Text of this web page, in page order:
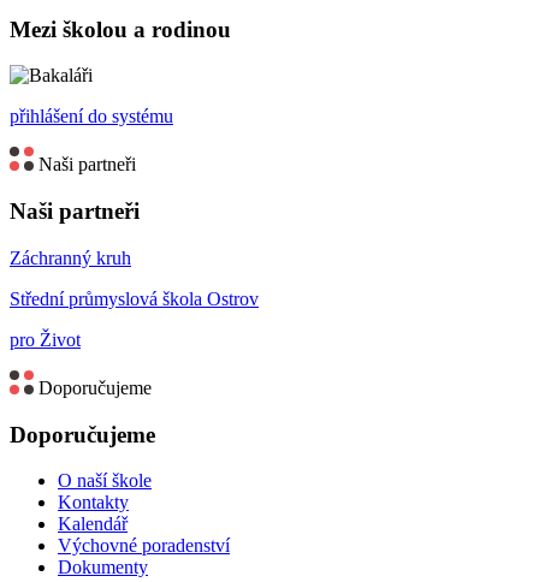
Mezi školou a rodinou
přihlášení do systému
Naši partneři
Naši partneři
Záchranný kruh
Střední průmyslová škola Ostrov
pro Život
Doporučujeme
Doporučujeme
O naší škole
Kontakty
Kalendář
Výchovné poradenství
Dokumenty